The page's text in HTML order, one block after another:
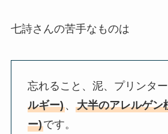
七詩さんの苦手なものは
忘れること、泥、プリンター
ルギー)、 大半のアレルゲン
ー)です。